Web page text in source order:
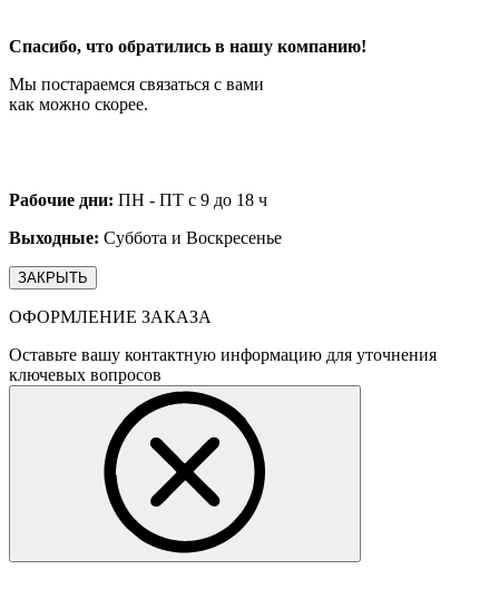
Спасибо, что обратились в нашу компанию!
Мы постараемся связаться с вами
как можно скорее.
Рабочие дни: ПН - ПТ с 9 до 18 ч
Выходные: Суббота и Воскресенье
ЗАКРЫТЬ
ОФОРМЛЕНИЕ ЗАКАЗА
Оставьте вашу контактную информацию для уточнения
ключевых вопросов